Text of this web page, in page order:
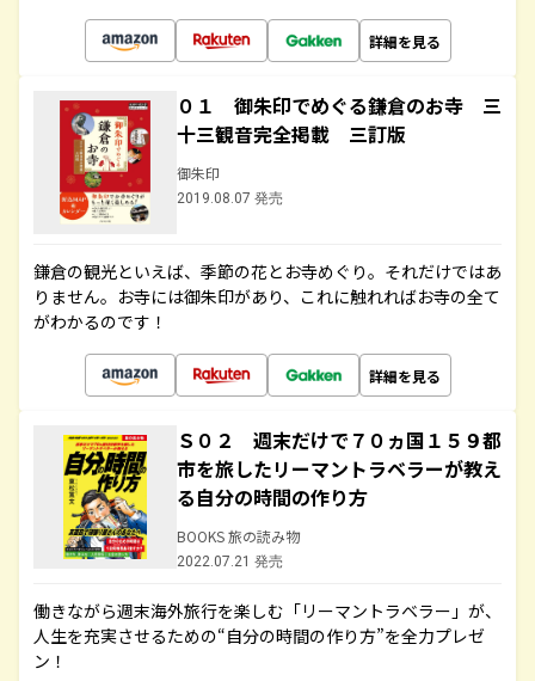
詳細を見る
０１ 御朱印でめぐる鎌倉のお寺 三
十三観音完全掲載 三訂版
御朱印
2019.08.07 発売
鎌倉の観光といえば、季節の花とお寺めぐり。それだけではあ
りません。お寺には御朱印があり、これに触れればお寺の全て
がわかるのです！
詳細を見る
Ｓ０２ 週末だけで７０ヵ国１５９都
市を旅したリーマントラベラーが教え
る自分の時間の作り方
BOOKS 旅の読み物
2022.07.21 発売
働きながら週末海外旅行を楽しむ「リーマントラベラー」が、
人生を充実させるための“自分の時間の作り方”を全力プレゼ
ン！